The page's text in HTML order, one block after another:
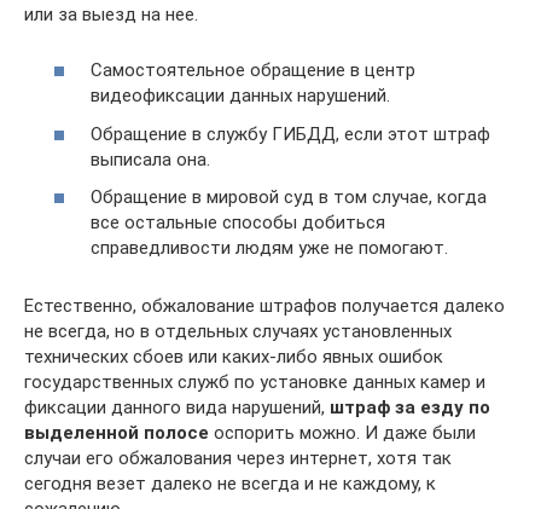
или за выезд на нее.
Самостоятельное обращение в центр
видеофиксации данных нарушений.
Обращение в службу ГИБДД, если этот штраф
выписала она.
Обращение в мировой суд в том случае, когда
все остальные способы добиться
справедливости людям уже не помогают.
Естественно, обжалование штрафов получается далеко
не всегда, но в отдельных случаях установленных
технических сбоев или каких-либо явных ошибок
государственных служб по установке данных камер и
фиксации данного вида нарушений, штраф за езду по
выделенной полосе оспорить можно. И даже были
случаи его обжалования через интернет, хотя так
сегодня везет далеко не всегда и не каждому, к